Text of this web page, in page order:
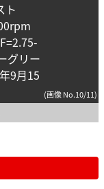
ト
グリー
9月15
(画像 No.10/11)